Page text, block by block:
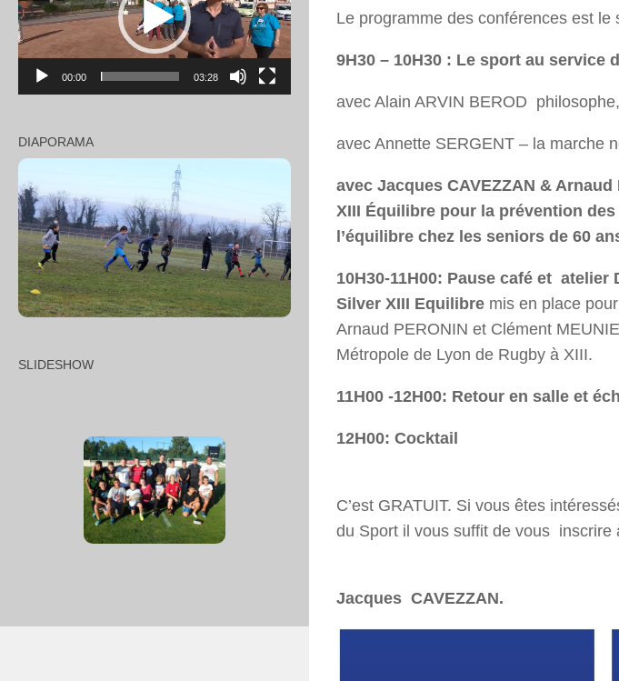
Le programme des conférences est le
9H30 – 10H30 : Le sport au service
avec Alain ARVIN BEROD philosophe,
avec Annette SERGENT – la marche
avec Jacques CAVEZZAN &
XIII Équilibre pour la prévention
l’équilibre chez les seniors de 60
10H30-11H00: Pause café et
Silver XIII Equilibre mis en place
Arnaud PERONIN et Clément
Métropole de Lyon de Rugby à XIII.
11H00 -12H00: Retour en salle et
12H00: Cocktail
C’est GRATUIT. Si vous êtes
du Sport il vous suffit de vous inscrire
Jacques CAVEZZAN.
00:00 03:28
DIAPORAMA
SLIDESHOW